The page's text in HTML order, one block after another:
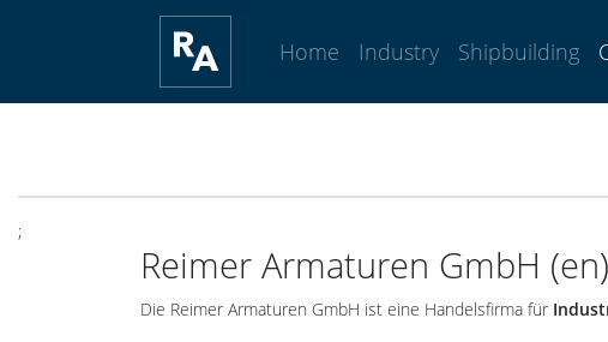
Home Industry Shipbuilding
;
Reimer Armaturen GmbH (en)
Die Reimer Armaturen GmbH ist eine Handelsfirma für